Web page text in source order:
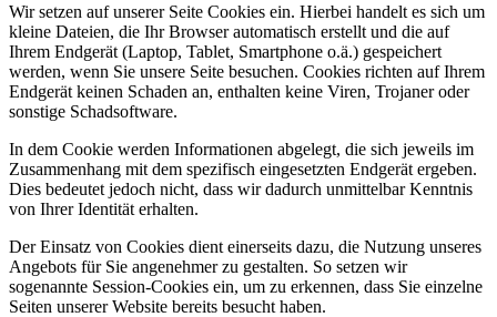
Wir setzen auf unserer Seite Cookies ein. Hierbei handelt es sich um
kleine Dateien, die Ihr Browser automatisch erstellt und die auf
Ihrem Endgerät (Laptop, Tablet, Smartphone o.ä.) gespeichert
werden, wenn Sie unsere Seite besuchen. Cookies richten auf Ihrem
Endgerät keinen Schaden an, enthalten keine Viren, Trojaner oder
sonstige Schadsoftware.
In dem Cookie werden Informationen abgelegt, die sich jeweils im
Zusammenhang mit dem spezifisch eingesetzten Endgerät ergeben.
Dies bedeutet jedoch nicht, dass wir dadurch unmittelbar Kenntnis
von Ihrer Identität erhalten.
Der Einsatz von Cookies dient einerseits dazu, die Nutzung unseres
Angebots für Sie angenehmer zu gestalten. So setzen wir
sogenannte Session-Cookies ein, um zu erkennen, dass Sie einzelne
Seiten unserer Website bereits besucht haben.